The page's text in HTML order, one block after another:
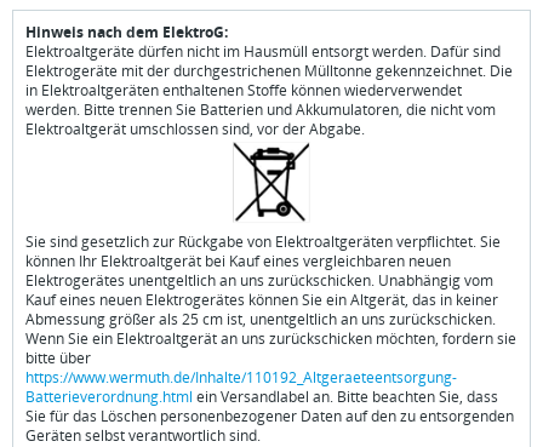
Hinweis nach dem ElektroG:
Elektroaltgeräte dürfen nicht im Hausmüll entsorgt werden. Dafür sind
Elektrogeräte mit der durchgestrichenen Mülltonne gekennzeichnet. Die
in Elektroaltgeräten enthaltenen Stoffe können wiederverwendet
werden. Bitte trennen Sie Batterien und Akkumulatoren, die nicht vom
Elektroaltgerät umschlossen sind, vor der Abgabe.
Sie sind gesetzlich zur Rückgabe von Elektroaltgeräten verpflichtet. Sie
können Ihr Elektroaltgerät bei Kauf eines vergleichbaren neuen
Elektrogerätes unentgeltlich an uns zurückschicken. Unabhängig vom
Kauf eines neuen Elektrogerätes können Sie ein Altgerät, das in keiner
Abmessung größer als 25 cm ist, unentgeltlich an uns zurückschicken.
Wenn Sie ein Elektroaltgerät an uns zurückschicken möchten, fordern sie
bitte über
https://www.wermuth.de/Inhalte/110192_Altgeraeteentsorgung-
Batterieverordnung.html ein Versandlabel an. Bitte beachten Sie, dass
Sie für das Löschen personenbezogener Daten auf den zu entsorgenden
Geräten selbst verantwortlich sind.